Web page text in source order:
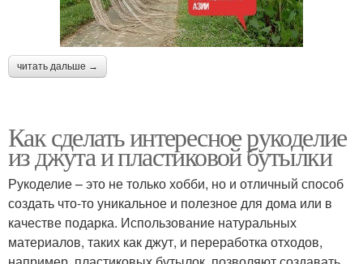
читать дальше →
Как сделать интересное рукоделие
из джута и пластиковой бутылки
Рукоделие – это не только хобби, но и отличный способ
создать что-то уникальное и полезное для дома или в
качестве подарка. Использование натуральных
материалов, таких как джут, и переработка отходов,